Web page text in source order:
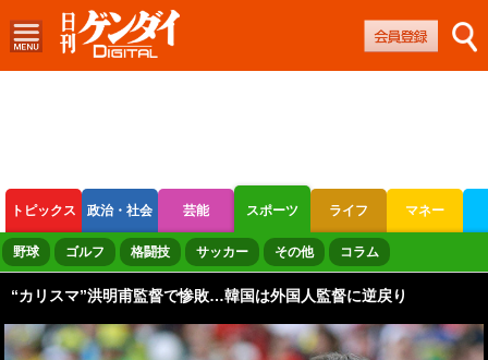
トピックス 政治・社会 芸能 スポーツ ライフ マネー
ボートレース 競輪 オートレース
野球 ゴルフ 格闘技 サッカー その他 コラム
“カリスマ”洪明甫監督で惨敗…韓国は外国人監督に逆戻り